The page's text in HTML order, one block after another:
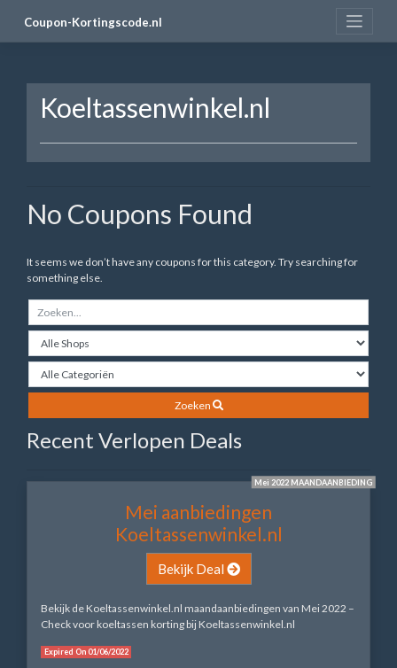
Coupon-Kortingscode.nl
Koeltassenwinkel.nl
No Coupons Found
It seems we don’t have any coupons for this category. Try searching for
something else.
Zoeken
Recent Verlopen Deals
Mei 2022 MAANDAANBIEDING
Mei aanbiedingen
Koeltassenwinkel.nl
Bekijk Deal
Bekijk de Koeltassenwinkel.nl maandaanbiedingen van Mei 2022 –
Check voor koeltassen korting bij Koeltassenwinkel.nl
Expired On 01/06/2022